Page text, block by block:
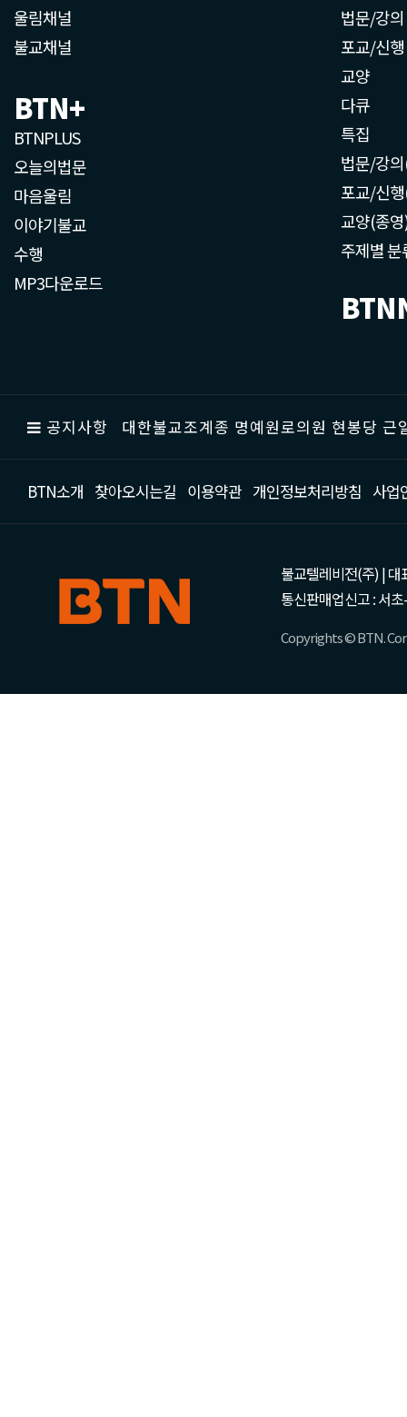
울림채널
불교채널
BTN+
BTNPLUS
오늘의법문
마음울림
이야기불교
수행
MP3다운로드
법문/강의
포교/신행
교양
다큐
특집
법문/강
포교/신
교양(종
주제별 분
공지사항 대한불교조계종 명예원로의원 현봉당
BTN소개 찾아오시는길 이용약관 개인정보처리방침 사업
불교텔레비전(주) | 대
통신판매업신고 : 서
Copyrights © BTN.